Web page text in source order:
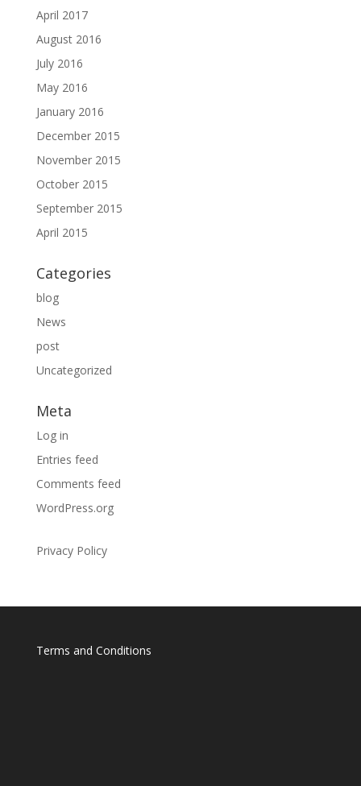
April 2017
August 2016
July 2016
May 2016
January 2016
December 2015
November 2015
October 2015
September 2015
April 2015
Categories
blog
News
post
Uncategorized
Meta
Log in
Entries feed
Comments feed
WordPress.org
Privacy Policy
Terms and Conditions